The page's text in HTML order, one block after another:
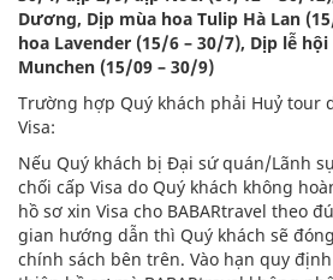
Dương, Dịp mùa hoa Tulip Hà Lan
hoa Lavender (15/6 – 30/7), Dịp lễ
Munchen (15/09 – 30/9)
Trường hợp Quý khách phải Huỷ tour
Visa:
Nếu Quý khách bị Đại sứ quán/Lãnh
chối cấp Visa do Quý khách không
hồ sơ xin Visa cho BABARtravel theo
gian hướng dẫn thì Quý khách sẽ
chính sách bên trên. Vào hạn quy